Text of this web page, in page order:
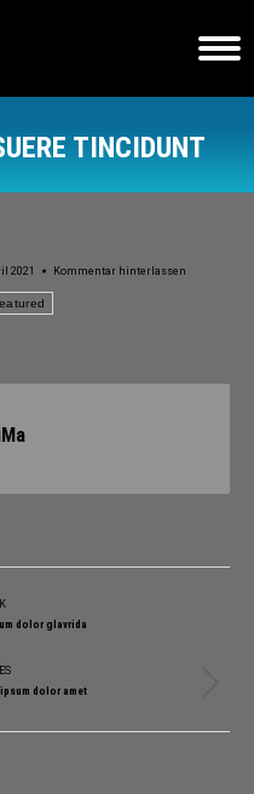
TINCIDUNT
2021 Kommentar hinterlassen
dolor glavrida
dolor amet